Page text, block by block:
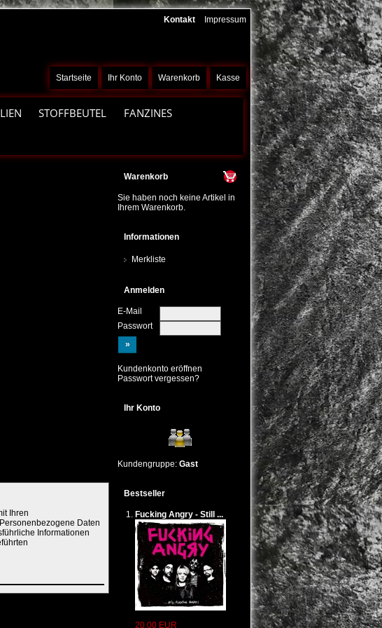
Kontakt Impressum
Kasse
Warenkorb
Ihr Konto
Startseite
STOFFBEUTEL
FANZINES
Ihren
Daten
Informationen
Dessen Kontaktdaten
Warenkorb
Sie haben noch keine Artikel in
Ihrem Warenkorb.
Informationen
Merkliste
Anmelden
E-Mail
Passwort
Kundenkonto eröffnen
Passwort vergessen?
Ihr Konto
Kundengruppe: Gast
Bestseller
Fucking Angry - Still ...
20,00 EUR